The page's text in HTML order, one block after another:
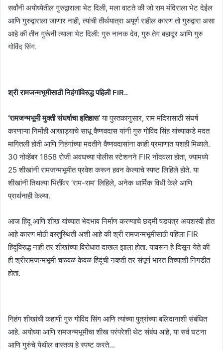
सर्वांनी अयोध्येतील गुरुद्वाराला भेट दिली, मला वाटते की जो राम मंदिराला भेट देईल
आणि गुरुद्वाराला जाणार नाही, त्यांची तीर्थयात्रा अपूर्ण राहील कारण तो गुरुद्वारा असा
आहे की तीन गुरूंनी त्याला भेट दिली: गुरु नानक देव, गुरु तेग बहादूर आणि गुरु
गोविंद सिंग.
श्री रामजन्मभूमीसाठी निहंगांविरुद्ध पहिली FIR..
‘रामजन्मभूमी मुक्ती संघर्षाचा इतिहास’या पुस्तकानुसार, राम मंदिरासाठी संघर्ष
करणाऱ्या निर्मोही आखाड्याचे साधू वैष्णवदास यांनी गुरु गोविंद सिंह यांच्याकडे मदत
मागितली होती आणि निहंगांच्या मदतीने वैष्णवदासांना काही प्रमाणात यशही मिळाले.
30 नोव्हेंबर 1858 रोजी अवधच्या पोलीस स्टेशनने FIR नोंदवला होता, ज्यामध्ये
25 शीखांनी रामजन्मभूमीत प्रवेश करून हवन केल्याचे स्पष्ट लिहिले होते. या
शीखांनी तिथल्या भिंतींवर ‘राम-राम’ लिहिले, अनेक धार्मिक विधी केले आणि
प्रार्थनाही केल्या.
आज हिंदू आणि शीख यांच्यात भेदभाव निर्माण करण्याचे छद्मी षडयंत्र अयशस्वी होत
आहे कारण मोठी वस्तुस्थिती अशी आहे की श्री रामजन्मभूमीसाठी पहिला FIR
हिंदूंविरुद्ध नाही तर शीखांच्या विरोधात दाखल झाला होता. यावरून हे दिसून येते की
ही श्रीरामजन्मभूमी चळवळ केवळ हिंदूंची नव्हती तर संपूर्ण भारत तिच्याशी निगडीत
होता.
निहंग शीखांची कहाणी गुरु गोविंद सिंग आणि त्यांच्या पुत्रांच्या बलिदानाशी संबंधित
आहे. अयोध्या आणि रामजन्मभूमीचा शीख परंपरेशी थेट संबंध आहे, या सर्व घटना
आणि गुरुंचे येथील वास्तव्य हे स्पष्ट करते…